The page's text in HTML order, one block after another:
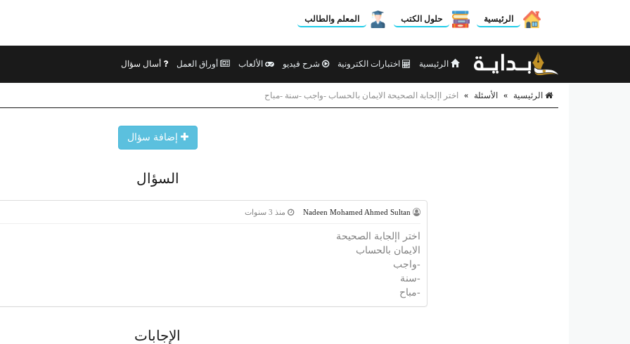
الرئيسية حلول الكتب المعلم والطالب
الرئيسية اختبارات الكترونية شرح فيديو الألعاب أوراق العمل أسال سؤال
الرئيسية » الأسئلة » اختر اإلجابة الصحيحة الايمان بالحساب -واجب -سنة -مباح
إضافة سؤال
السؤال
Nadeen Mohamed Ahmed Sultan منذ 3 سنوات
اختر اإلجابة الصحيحة
الايمان بالحساب
-واجب
-سنة
-مباح
الإجابات